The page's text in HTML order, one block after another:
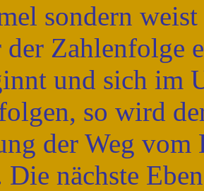
sondern
Zahlenfolge
und sich im
so wird
der Weg
Die nächste